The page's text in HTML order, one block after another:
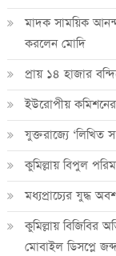
মাদক সাময়িক
করলেন মোদি
প্রায় ১৪ হাজার
ইউরোপীয় কমিশনের
যুক্তরাজ্যে ‘লিখিত
কুমিল্লায় বিপুল
মধ্যপ্রাচ্যের যুদ্ধ
কুমিল্লায় বিজিবির
মোবাইল ডিসপ্লে জব্দ